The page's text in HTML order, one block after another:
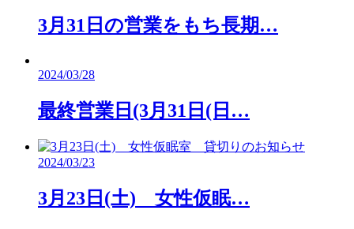
3月31日の営業をもち長期…
2024/03/28
最終営業日(3月31日(日…
2024/03/23
3月23日(土) 女性仮眠…